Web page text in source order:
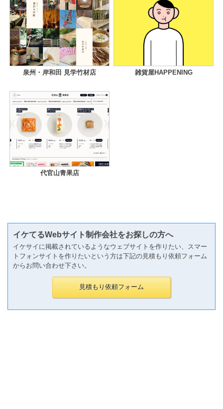
泉州・岸和田 見学竹材店 雑貨屋HAPPENING
代官山青果店
イケてるWebサイト制作会社をお探しの方へ
イケサイに掲載されているようなウェブサイトを作りたい、スマー
トフォンサイトを作りたいという方は下記の見積もり依頼フォーム
からお問い合わせ下さい。